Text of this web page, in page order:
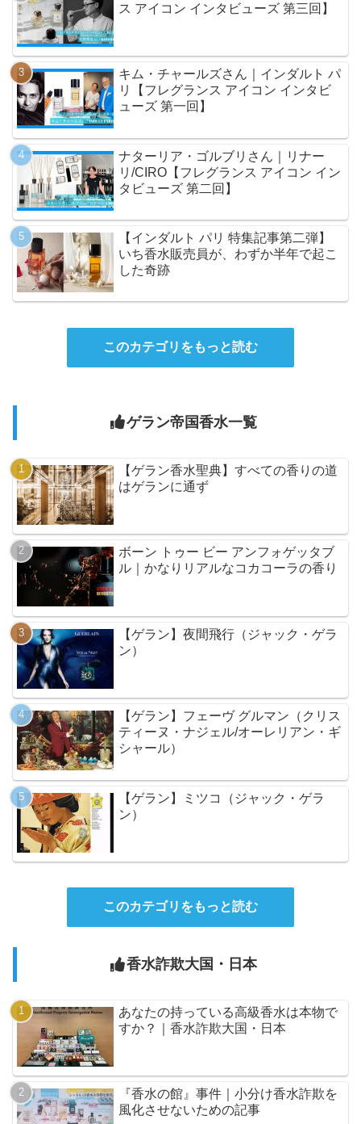
ス アイコン インタビューズ 第三回】
キム・チャールズさん｜インダルト パ
リ【フレグランス アイコン インタビ
ューズ 第一回】
ナターリア・ゴルブリさん｜リナー
リ/CIRO【フレグランス アイコン イン
タビューズ 第二回】
【インダルト パリ 特集記事第二弾】
いち香水販売員が、わずか半年で起こ
した奇跡
このカテゴリをもっと読む
ゲラン帝国香水一覧
【ゲラン香水聖典】すべての香りの道
はゲランに通ず
ボーン トゥー ビー アンフォゲッタブ
ル｜かなりリアルなコカコーラの香り
【ゲラン】夜間飛行（ジャック・ゲラ
ン）
【ゲラン】フェーヴ グルマン（クリス
ティーヌ・ナジェル/オーレリアン・ギ
シャール）
【ゲラン】ミツコ（ジャック・ゲラ
ン）
このカテゴリをもっと読む
香水詐欺大国・日本
あなたの持っている高級香水は本物で
すか？｜香水詐欺大国・日本
『香水の館』事件｜小分け香水詐欺を
風化させないための記事